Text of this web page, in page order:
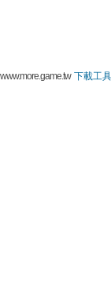
下載工